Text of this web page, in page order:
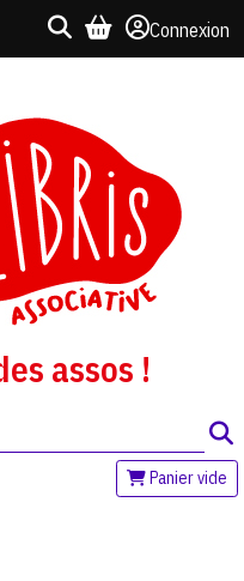
Connexion
assos !
Panier vide